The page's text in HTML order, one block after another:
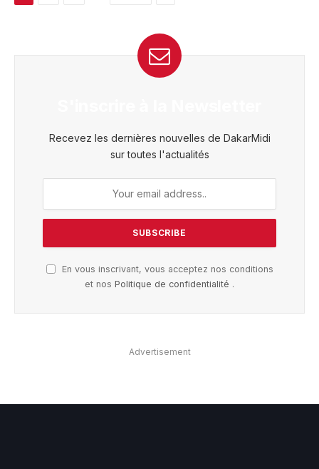
Recevez les dernières nouvelles de DakarMidi
sur toutes l'actualités
En vous inscrivant, vous acceptez nos conditions
et nos Politique de confidentialité .
Advertisement